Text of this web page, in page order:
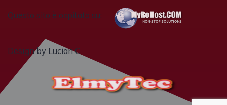
Questo sito è ospitato su:
Design by Lucian C